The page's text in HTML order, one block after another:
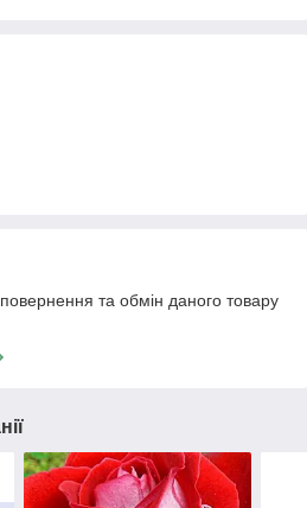
та обмін даного товару